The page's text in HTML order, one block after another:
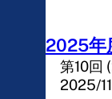
2025年
第10回
2025/